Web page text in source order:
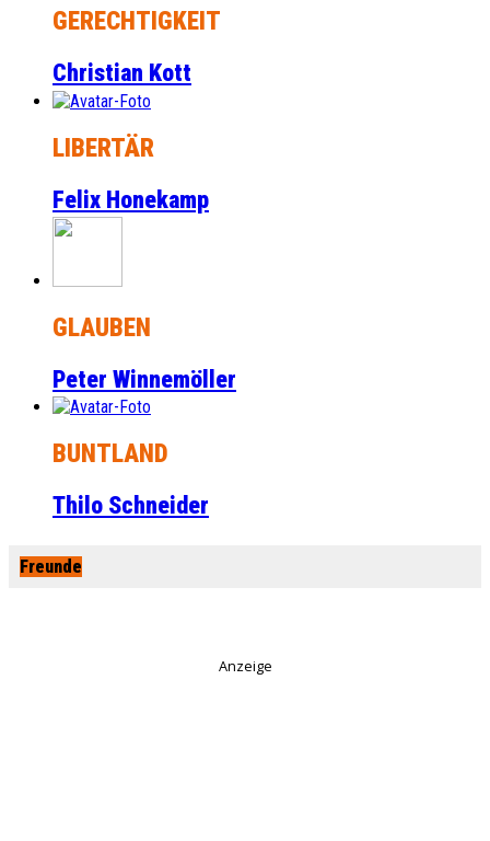
GERECHTIGKEIT
Christian Kott
LIBERTÄR
Felix Honekamp
GLAUBEN
Peter Winnemöller
BUNTLAND
Thilo Schneider
Freunde
Anzeige